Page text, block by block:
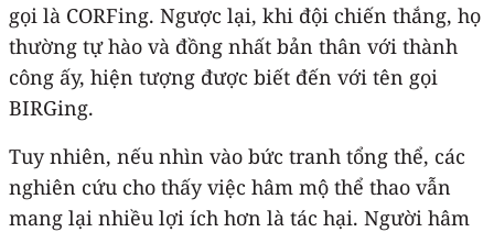
gọi là CORFing. Ngược lại, khi đội chiến thắng, họ
thường tự hào và đồng nhất bản thân với thành
công ấy, hiện tượng được biết đến với tên gọi
BIRGing.
Tuy nhiên, nếu nhìn vào bức tranh tổng thể, các
nghiên cứu cho thấy việc hâm mộ thể thao vẫn
mang lại nhiều lợi ích hơn là tác hại. Người hâm